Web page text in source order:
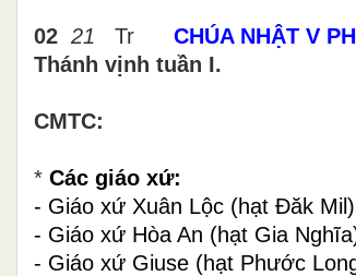
02 21 Tr CHÚA NHẬT V
Thánh vịnh tuần I.
CMTC:
* Các giáo xứ:
- Giáo xứ Xuân Lộc (hạt Đăk
- Giáo xứ Hòa An (hạt Gia
- Giáo xứ Giuse (hạt Phước